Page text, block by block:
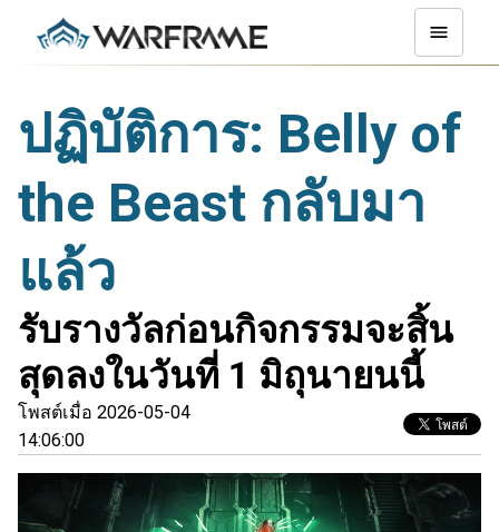
ปฏิบัติการ: Belly of
the Beast กลับมา
แล้ว
รับรางวัลก่อนกิจกรรมจะสิ้น
สุดลงในวันที่ 1 มิถุนายนนี้
โพสต์เมื่อ 2026-05-04
14:06:00